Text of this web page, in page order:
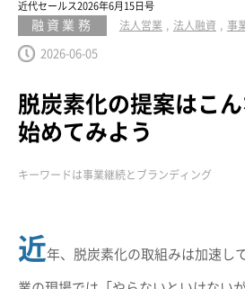
近代セールス2026年6月15日号
融資業務 法人営業 法人融資 事
2026-06-05
脱炭素化の提案はこ
始めてみよう
キーワードは事業継続とブランディング
近年、脱炭素化の取組みは加速し